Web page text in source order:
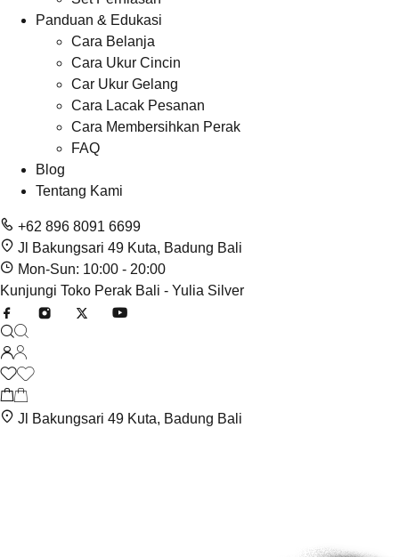
Panduan & Edukasi
Cara Belanja
Cara Ukur Cincin
Car Ukur Gelang
Cara Lacak Pesanan
Cara Membersihkan Perak
FAQ
Blog
Tentang Kami
+62 896 8091 6699
Jl Bakungsari 49 Kuta, Badung Bali
Mon-Sun: 10:00 - 20:00
Kunjungi Toko Perak Bali - Yulia Silver
Jl Bakungsari 49 Kuta, Badung Bali